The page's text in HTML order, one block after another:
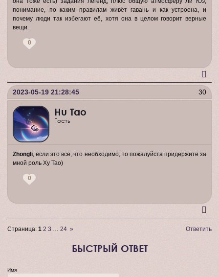
понимание, по каким правилам живёт гавань и как устроена, и
почему люди так избегают её, хотя она в целом говорит верные
вещи.
0
30
2023-05-19 21:28:45
Hu Tao
Гость
Zhongli, если это все, что необходимо, то пожалуйста придержите за
мной роль Ху Тао)
0
Ответить
Страница: 1 2 3 … 24 »
БЫСТРЫЙ ОТВЕТ
Имя